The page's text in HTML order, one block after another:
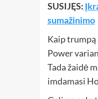
SUSIJĘS:
sumažinimo
Kaip
Power
Tada žaidė
imdamasi